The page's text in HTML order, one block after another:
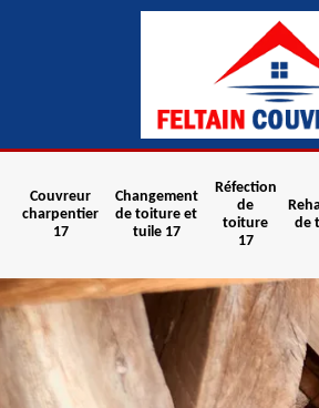
Couvreur
charpentier
17
Changement
de toiture et
tuile 17
Réfection
de
toiture
17
de